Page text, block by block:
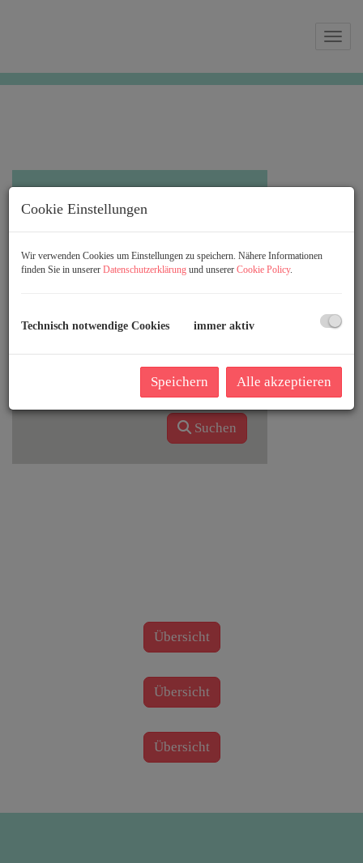
SCHNELLSUCHE
Vermarktungsart
Objektart
Filter zurücksetzen
Suchen
Übersicht
Übersicht
Übersicht
Cookie Einstellungen
Wir verwenden Cookies um Einstellungen zu speichern. Nähere Informationen
finden Sie in unserer Datenschutzerklärung und unserer Cookie Policy.
Technisch notwendige Cookies immer aktiv
Speichern Alle akzeptieren